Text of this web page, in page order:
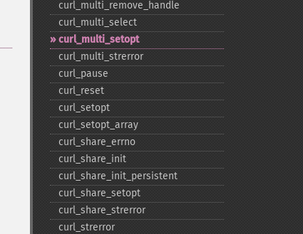
curl_​multi_​remove_​handle
curl_​multi_​select
curl_​multi_​setopt
curl_​multi_​strerror
curl_​pause
curl_​reset
curl_​setopt
curl_​setopt_​array
curl_​share_​errno
curl_​share_​init
curl_​share_​init_​persistent
curl_​share_​setopt
curl_​share_​strerror
curl_​strerror